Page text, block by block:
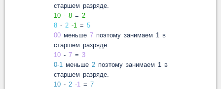
старшем разряде.
10 - 8 = 2
8 - 2 -1 = 5
00 меньше 7 поэтому занимаем 1 в
старшем разряде.
10 - 7 = 3
0-1 меньше 2 поэтому занимаем 1 в
старшем разряде.
10 - 2 -1 = 7